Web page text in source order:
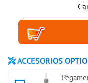
ACCESORIOS